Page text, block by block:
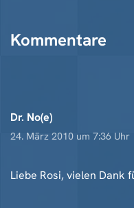
Kommentare
Dr. No(e)
24. März 2010 um 7:36 Uhr
Liebe Rosi, vielen Dank